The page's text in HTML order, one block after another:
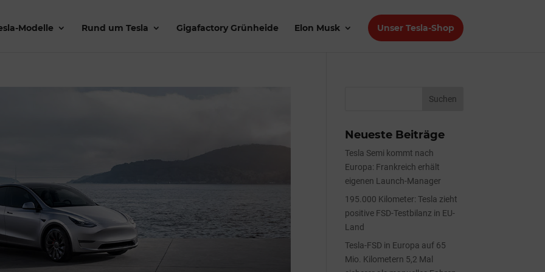
Modelle Rund um Tesla Gigafactory Grünheide Elon Musk Unser Tesla-Shop
Neueste Beiträge
Tesla Semi kommt nach
Europa: Frankreich erhält
eigenen Launch-Manager
195.000 Kilometer: Tesla zieht
positive FSD-Testbilanz in EU-
Land
Tesla-FSD in Europa auf 65
Mio. Kilometern 5,2 Mal